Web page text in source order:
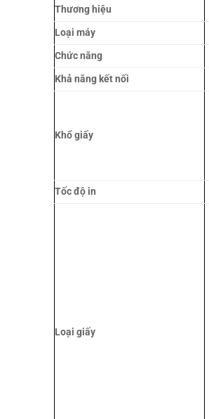
Thương hiệu
Loại máy
Chức năng
Khả năng kết nối
Khổ giấy
Tốc độ in
Loại giấy